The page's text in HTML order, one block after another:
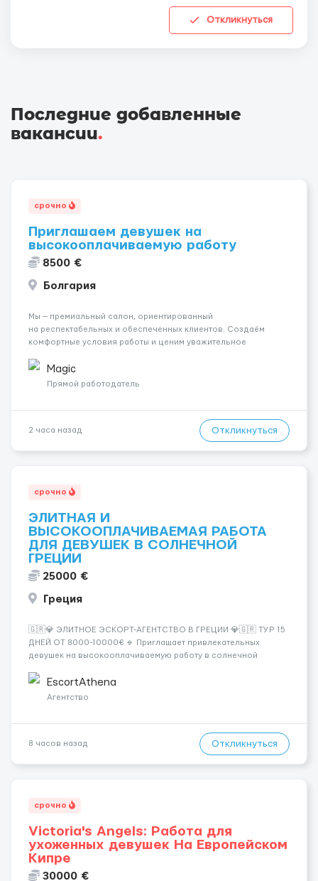
Откликнуться
Последние добавленные
вакансии.
срочно
Приглашаем девушек на
высокооплачиваемую работу
8500 €
Болгария
Мы — премиальный салон, ориентированный
на респектабельных и обеспеченных клиентов. Создаём
комфортные условия работы и ценим уважительное
💎 Высокий доход — от 2000 € в неделю и выше 💎 Честная
сис...
Magic
Прямой работодатель
2 часа назад Откликнуться
срочно
ЭЛИТНАЯ И
ВЫСОКООПЛАЧИВАЕМАЯ РАБОТА
ДЛЯ ДЕВУШЕК В СОЛНЕЧНОЙ
ГРЕЦИИ
25000 €
Греция
🇬🇷💎 ЭЛИТНОЕ ЭСКОРТ-АГЕНТСТВО В ГРЕЦИИ 💎🇬🇷 ТУР 15
ДНЕЙ ОТ 8000-10000€ 🔹 Приглашает привлекательных
девушек на высокооплачиваемую работу в солнечной
хорошие деньги 💶 — это предложение для тебя! 🔹
Требования: ✔️ Возраст от ...
EscortAthena
Агентство
8 часов назад Откликнуться
срочно
Victoria's Angels: Работа для
ухоженных девушек На Европейском
Кипре
30000 €